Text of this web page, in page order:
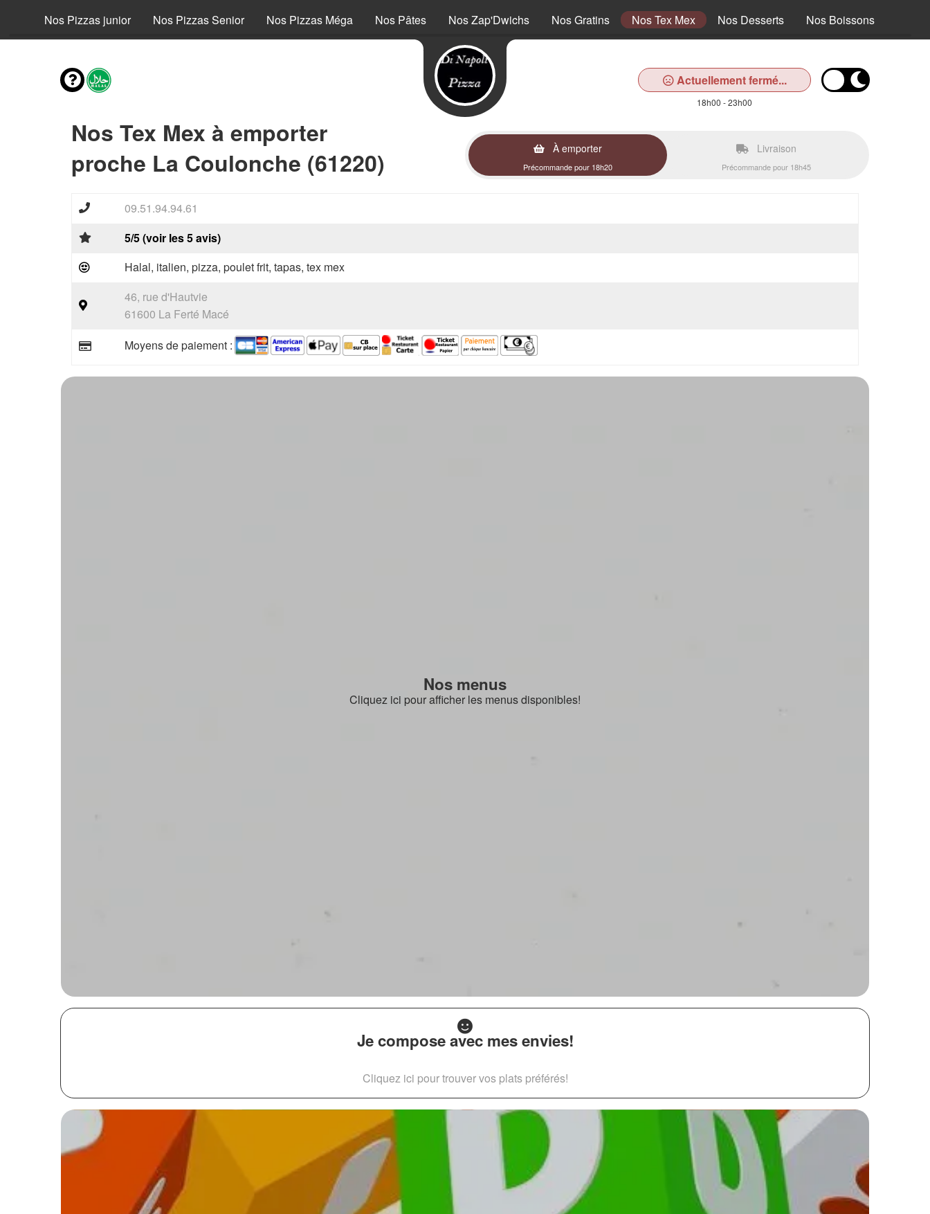
Nos Pizzas junior Nos Pizzas Senior Nos Pizzas Méga Nos Pâtes Nos Zap'Dwichs Nos Gratins Nos Tex Mex Nos Desserts Nos Boissons
Actuellement fermé...
18h00 - 23h00
Nos Tex Mex à emporter
proche La Coulonche (61220)
À emporter
Précommande pour 18h20
Livraison
Précommande pour 18h45
09.51.94.94.61
5/5 (voir les 5 avis)
Halal, italien, pizza, poulet frit, tapas, tex mex
46, rue d'Hautvie
61600 La Ferté Macé
Moyens de paiement :
Nos menus
Cliquez ici pour afficher les menus disponibles!
Je compose avec mes envies!
Cliquez ici pour trouver vos plats préférés!